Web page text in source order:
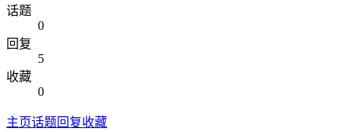
话题
0
回复
5
收藏
0
主页话题回复收藏